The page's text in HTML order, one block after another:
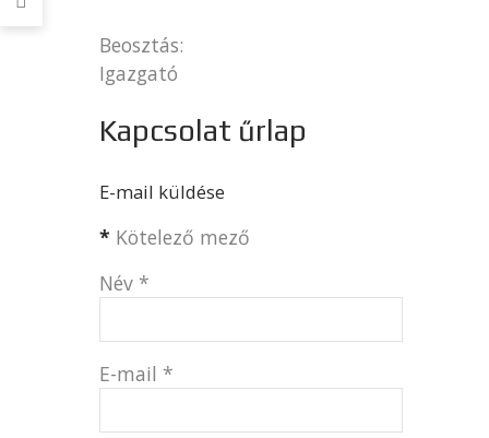
Beosztás:
Igazgató
Kapcsolat űrlap
E-mail küldése
* Kötelező mező
Név *
E-mail *